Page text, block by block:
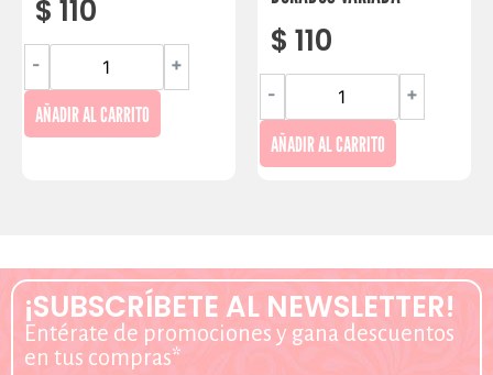
$ 110
- +
AÑADIR AL CARRITO
$ 110
- +
AÑADIR AL CARRITO
¡SUBSCRÍBETE AL NEWSLETTER!
Entérate de promociones y gana descuentos
en tus compras*